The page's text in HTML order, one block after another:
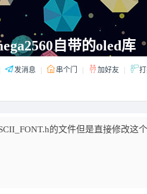
自带的oled库
发消息 串个门 加好友
的文件但是直接修改这